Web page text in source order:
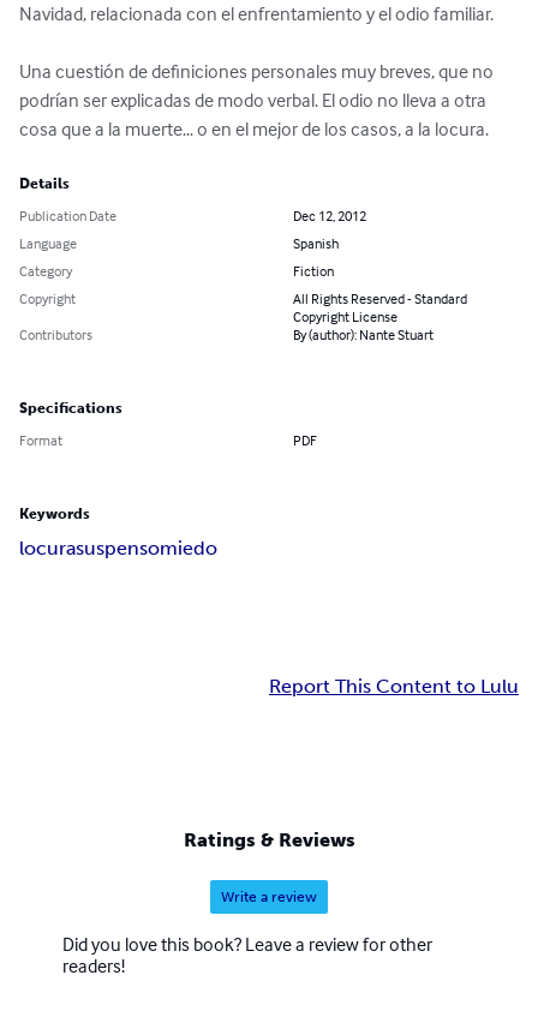
Navidad, relacionada con el enfrentamiento y el odio familiar.
Una cuestión de definiciones personales muy breves, que no
podrían ser explicadas de modo verbal. El odio no lleva a otra
cosa que a la muerte... o en el mejor de los casos, a la locura.
Details
Publication Date
Dec 12, 2012
Language
Spanish
Category
Fiction
Copyright
All Rights Reserved - Standard
Copyright License
Contributors
By (author): Nante Stuart
Specifications
Format PDF
Keywords
locurasuspensomiedo
Report This Content to Lulu
Ratings & Reviews
Write a review
Did you love this book? Leave a review for other
readers!